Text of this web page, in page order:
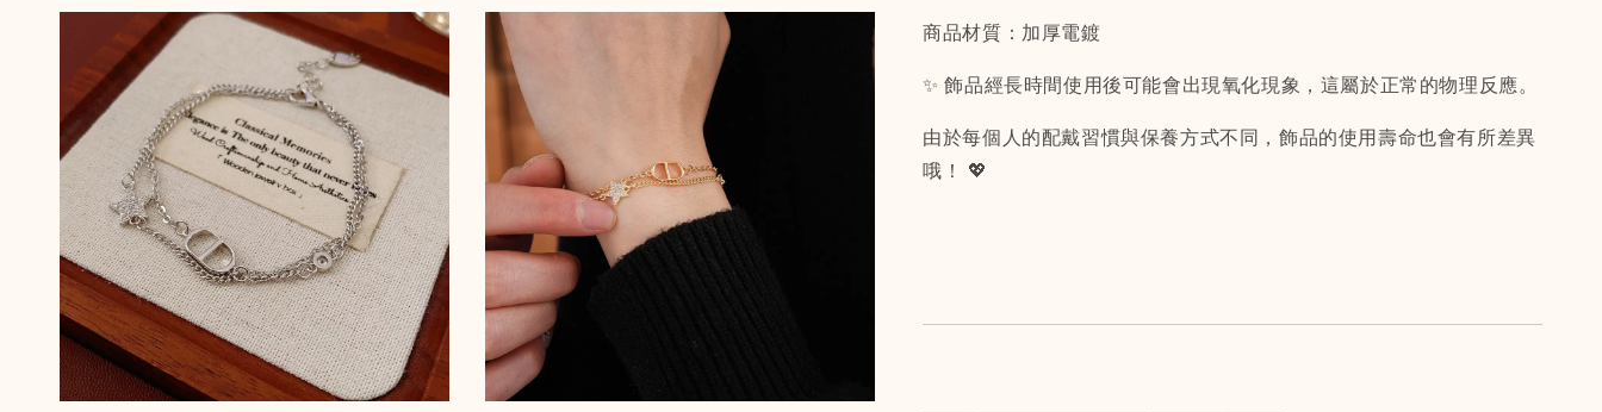
商品材質：加厚電鍍
✨ 飾品經長時間使用後可能會出現氧化現象，這屬於正常的物理反應。
由於每個人的配戴習慣與保養方式不同，飾品的使用壽命也會有所差異
哦！ 💖